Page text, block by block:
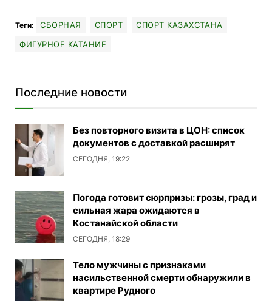
Теги: СБОРНАЯ СПОРТ
СПОРТ КАЗАХСТАНА
ФИГУРНОЕ КАТАНИЕ
Последние новости
Без повторного визита в ЦОН: список
документов с доставкой расширят
СЕГОДНЯ, 19:22
Погода готовит сюрпризы: грозы, град и
сильная жара ожидаются в
Костанайской области
СЕГОДНЯ, 18:29
Тело мужчины с признаками
насильственной смерти обнаружили в
квартире Рудного